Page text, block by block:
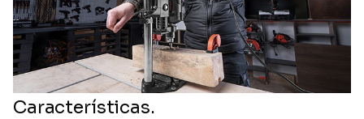
Características.